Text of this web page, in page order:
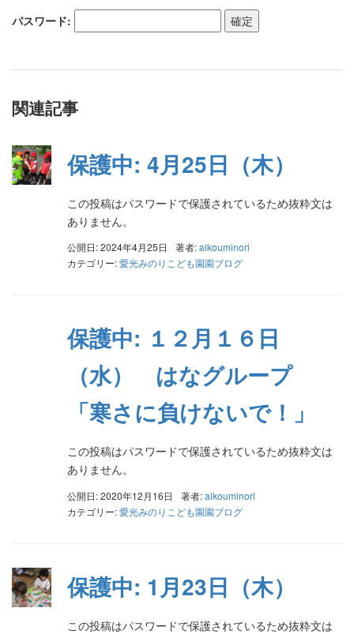
パスワード:
関連記事
保護中: 4月25日（木）
この投稿はパスワードで保護されているため抜粋文は
ありません。
公開日: 2024年4月25日 著者:aikouminori
カテゴリー:愛光みのりこども園園ブログ
保護中: １２月１６日
（水） はなグループ
「寒さに負けないで！」
この投稿はパスワードで保護されているため抜粋文は
ありません。
公開日: 2020年12月16日 著者:aikouminori
カテゴリー:愛光みのりこども園園ブログ
保護中: 1月23日（木）
この投稿はパスワードで保護されているため抜粋文は